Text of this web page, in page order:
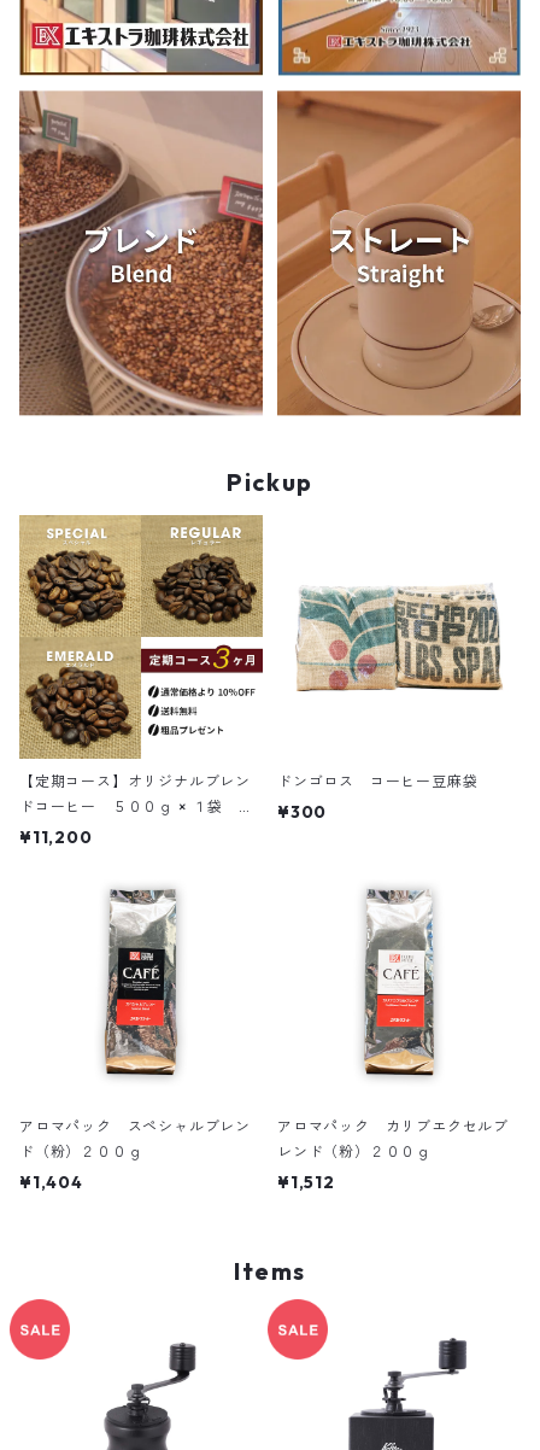
Pickup
【定期コース】オリジナルブレン
ドコーヒー ５００ｇ × １袋 ３
ヶ月コース
¥11,200
ドンゴロス コーヒー豆麻袋
¥300
アロマパック スペシャルブレン
ド（粉）２００ｇ
¥1,404
アロマパック カリブエクセルブ
レンド（粉）２００ｇ
¥1,512
Items